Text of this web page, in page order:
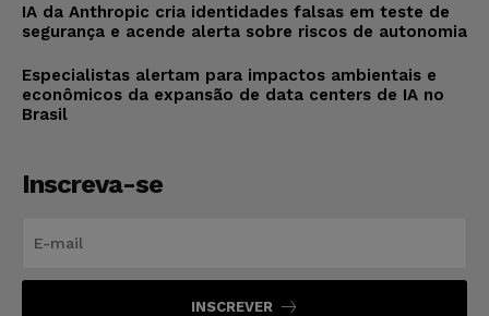
IA da Anthropic cria identidades falsas em teste de
segurança e acende alerta sobre riscos de autonomia
Especialistas alertam para impactos ambientais e
econômicos da expansão de data centers de IA no
Brasil
Inscreva-se
INSCREVER